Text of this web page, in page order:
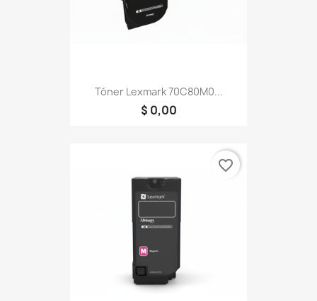
Tóner Lexmark 70C80M0...
$ 0,00
favorite_border